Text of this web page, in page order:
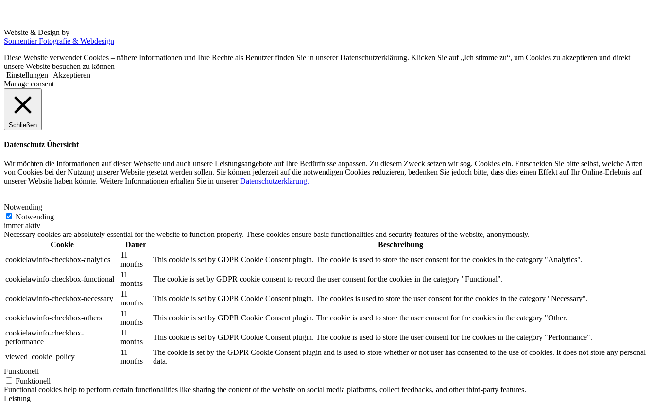
Website & Design by
Sonnentier Fotografie & Webdesign
Diese Website verwendet Cookies – nähere Informationen und Ihre Rechte als Benutzer finden Sie in unserer Datenschutzerklärung. Klicken Sie auf „Ich stimme zu“, um Cookies zu akzeptieren und direkt
unsere Website besuchen zu können
Einstellungen
Akzeptieren
Manage consent
Schließen
Datenschutz Übersicht
Wir möchten die Informationen auf dieser Webseite und auch unsere Leistungsangebote auf Ihre Bedürfnisse anpassen. Zu diesem Zweck setzen wir sog. Cookies ein. Entscheiden Sie bitte selbst, welche Arten
von Cookies bei der Nutzung unserer Website gesetzt werden sollen. Sie können jederzeit auf die notwendigen Cookies reduzieren, bedenken Sie jedoch bitte, dass dies einen Effekt auf Ihr Online-Erlebnis auf
unserer Website haben könnte. Weitere Informationen erhalten Sie in unsererDatenschutzerklärung.
Notwending
Notwending
immer aktiv
Necessary cookies are absolutely essential for the website to function properly. These cookies ensure basic functionalities and security features of the website, anonymously.
Cookie
Dauer
Beschreibung
cookielawinfo-checkbox-analytics
11
months
This cookie is set by GDPR Cookie Consent plugin. The cookie is used to store the user consent for the cookies in the category "Analytics".
cookielawinfo-checkbox-functional
11
months
The cookie is set by GDPR cookie consent to record the user consent for the cookies in the category "Functional".
cookielawinfo-checkbox-necessary
11
months
This cookie is set by GDPR Cookie Consent plugin. The cookies is used to store the user consent for the cookies in the category "Necessary".
cookielawinfo-checkbox-others
11
months
This cookie is set by GDPR Cookie Consent plugin. The cookie is used to store the user consent for the cookies in the category "Other.
cookielawinfo-checkbox-
performance
11
months
This cookie is set by GDPR Cookie Consent plugin. The cookie is used to store the user consent for the cookies in the category "Performance".
viewed_cookie_policy
11
months
The cookie is set by the GDPR Cookie Consent plugin and is used to store whether or not user has consented to the use of cookies. It does not store any personal
data.
Funktionell
Funktionell
Functional cookies help to perform certain functionalities like sharing the content of the website on social media platforms, collect feedbacks, and other third-party features.
Leistung